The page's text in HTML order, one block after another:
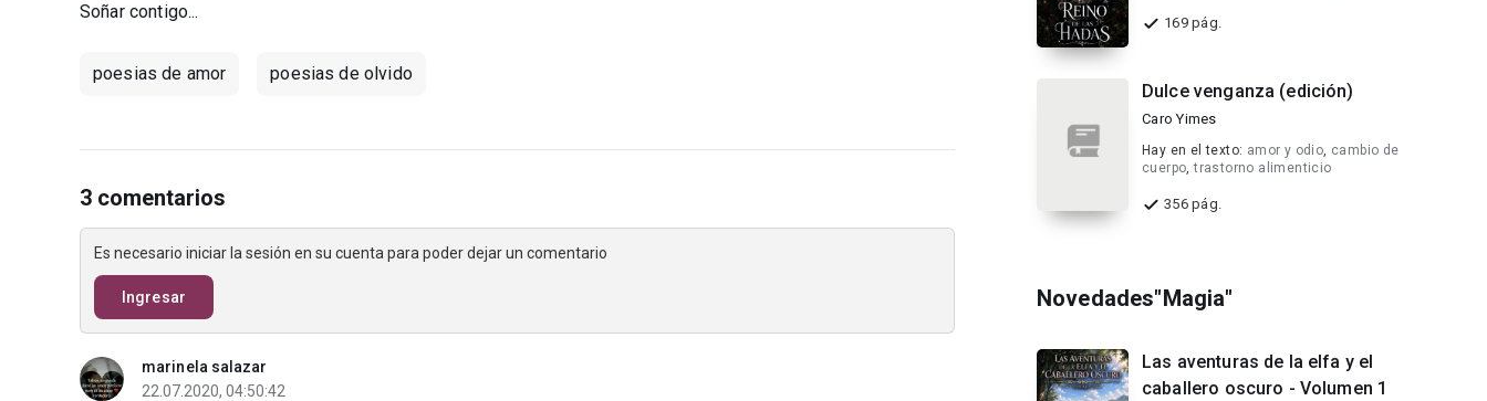
Soñar contigo...
poesias de amor poesias de olvido
3 comentarios
Es necesario iniciar la sesión en su cuenta para poder dejar un comentario
Ingresar
marinela salazar
22.07.2020, 04:50:42
169 pág.
Dulce venganza (edición)
Caro Yimes
Hay en el texto: amor y odio, cambio de
cuerpo,trastorno alimenticio
356 pág.
Novedades"Magia"
Las aventuras de la elfa y el
caballero oscuro - Volumen 1